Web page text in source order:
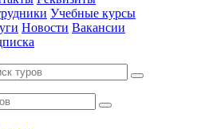
Учебные курсы
Новости Вакансии